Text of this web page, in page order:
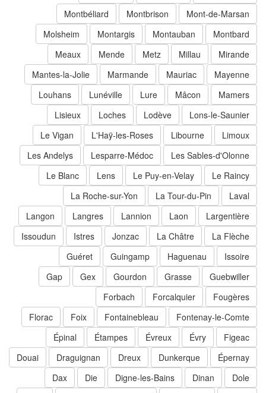
Mont-de-Marsan
Montbrison
Montbéliard
Montbard
Montauban
Montargis
Molsheim
Mirande
Millau
Metz
Mende
Meaux
Mayenne
Mauriac
Marmande
Mantes-la-Jolie
Mamers
Mâcon
Lure
Lunéville
Louhans
Lons-le-Saunier
Lodève
Loches
Lisieux
Limoux
Libourne
L'Haÿ-les-Roses
Le Vigan
Les Sables-d'Olonne
Lesparre-Médoc
Les Andelys
Le Raincy
Le Puy-en-Velay
Lens
Le Blanc
Laval
La Tour-du-Pin
La Roche-sur-Yon
Largentière
Laon
Lannion
Langres
Langon
La Flèche
La Châtre
Jonzac
Istres
Issoudun
Issoire
Haguenau
Guingamp
Guéret
Guebwiller
Grasse
Gourdon
Gap
Fougères
Forcalquier
Forbach
Fontenay-le-Comte
Fontainebleau
Foix
Florac
Figeac
Évry
Évreux
Étampes
Épinal
Épernay
Dunkerque
Dreux
Draguignan
Douai
Dole
Dinan
Digne-les-Bains